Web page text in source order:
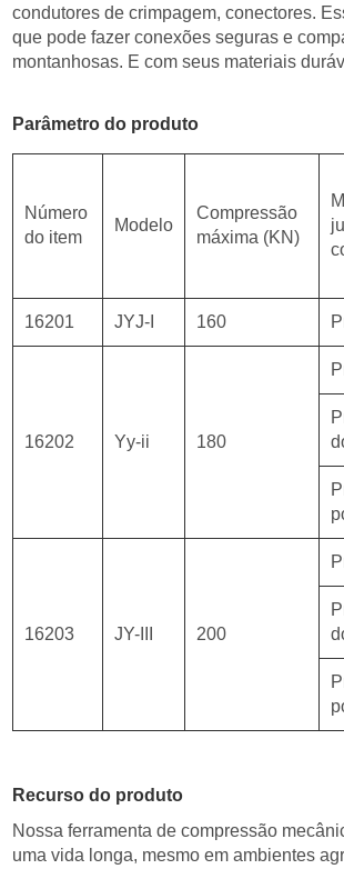
condutores de crimpagem, conectores.
que pode fazer conexões seguras e
montanhosas. E com seus materiais
Parâmetro do produto
Número
do item
Modelo
Compressão
máxima (KN)
16201 JYJ-I 160
16202 Yy-ii 180
16203 JY-III 200
Recurso do produto
Nossa ferramenta de compressão
uma vida longa, mesmo em ambientes